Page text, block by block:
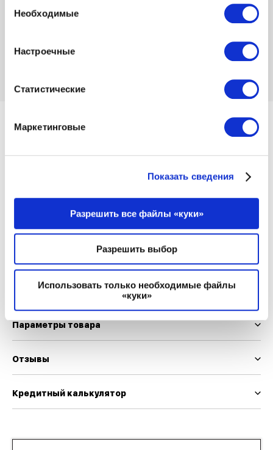
вами их сервисов.
согласия
Необходимые
Настроечные
Статистические
Маркетинговые
Показать сведения
Разрешить все файлы «куки»
Разрешить выбор
Использовать только необходимые файлы
«куки»
99.00
от 2.71 в мес.
Отзывов нет
от 02.12.2024 и пока товар есть в наличии
Мы используем EUR и INT шкалу размеров
Таблица размеров
Описание товара
Параметры товара
Отзывы
Кредитный калькулятор